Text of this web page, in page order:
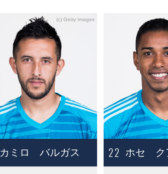
カミロ バルガス 22 ホセ ク